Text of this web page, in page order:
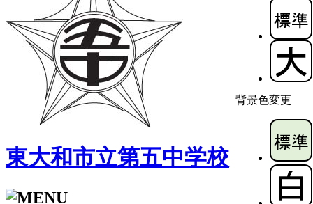
背景色変更
東大和市立第五中学校